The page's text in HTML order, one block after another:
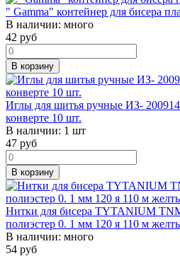
" Gamma" контейнер для бисера
В наличии: много
42 руб
В корзину
Иглы для шитья ручные ИЗ-
конверте 10 шт.
В наличии: 1 шт
47 руб
В корзину
Нитки для бисера TYTANIUM
полиэстер 0. 1 мм 120 я 110 м
В наличии: много
54 руб